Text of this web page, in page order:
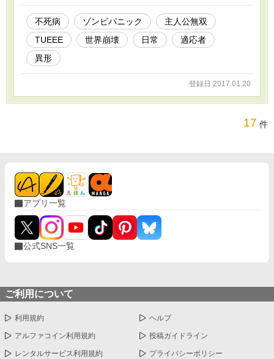
不死病 ゾンビパニック
主人公無双
TUEEE
世界崩壊 日常
適応者
異形
登録日 2017.01.20
17 件
アプリ一覧
公式SNS一覧
ご利用について
利用規約 ヘルプ
アルファコイン利用規約 投稿ガイドライン
レンタルサービス利用規約 プライバシーポリシー